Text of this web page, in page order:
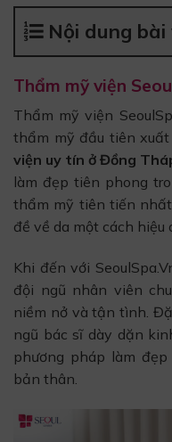
Nội dung bài
Thẩm mỹ viện
Thẩm mỹ viện
thẩm mỹ đầu tiên
viện uy tín ở Đồng
làm đẹp tiên phong
thẩm mỹ tiên tiến
đề về da một cách
Khi đến với
đội ngũ nhân viên
niềm nở và tận tình.
ngũ bác sĩ dày dặn
phương pháp làm
bản thân.